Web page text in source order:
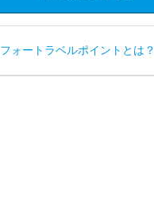
フォートラベルポイントとは？